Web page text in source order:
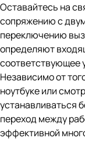
Оставайтесь на
сопряжению с
переключению
определяют
соответствующее
Независимо от
ноутбуке или
устанавливаться
переход между
эффективной